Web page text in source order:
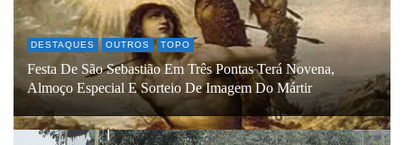
DESTAQUES OUTROS TOPO
Festa De São Sebastião Em Três Pontas Terá Novena,
Almoço Especial E Sorteio De Imagem Do Mártir